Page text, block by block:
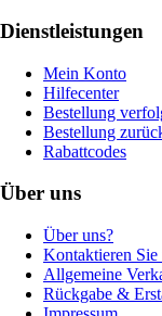
Dienstleistungen
Mein Konto
Hilfecenter
Bestellung
Bestellung
Rabattcodes
Über uns
Über uns?
Kontaktieren Sie
Allgemeine
Rückgabe &